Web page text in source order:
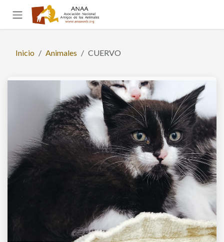
Ir al contenido
Inicio Animales CUERVO